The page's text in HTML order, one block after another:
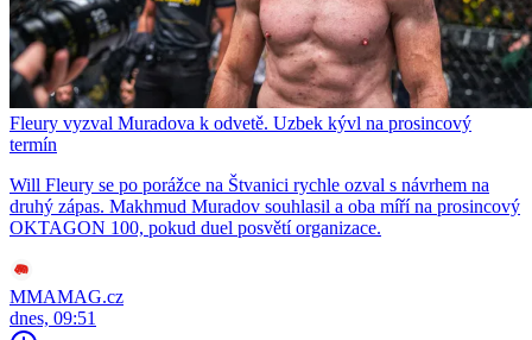
Fleury vyzval Muradova k odvetě. Uzbek kývl na prosincový
termín
Will Fleury se po porážce na Štvanici rychle ozval s návrhem na
druhý zápas. Makhmud Muradov souhlasil a oba míří na prosincový
OKTAGON 100, pokud duel posvětí organizace.
MMAMAG.cz
dnes, 09:51